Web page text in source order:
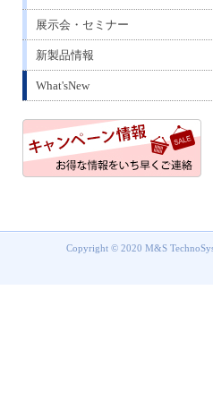
展示会・セミナー
新製品情報
What'sNew
Copyright © 2020 M&S